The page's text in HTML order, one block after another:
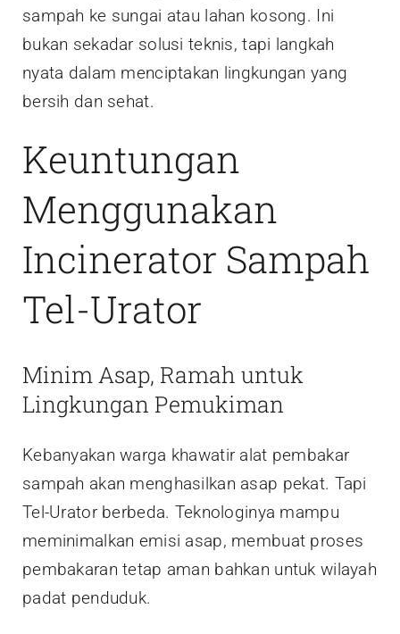
sampah ke sungai atau lahan kosong. Ini
bukan sekadar solusi teknis, tapi langkah
nyata dalam menciptakan lingkungan yang
bersih dan sehat.
Keuntungan
Menggunakan
Incinerator Sampah
Tel-Urator
Minim Asap, Ramah untuk
Lingkungan Pemukiman
Kebanyakan warga khawatir alat pembakar
sampah akan menghasilkan asap pekat. Tapi
Tel-Urator berbeda. Teknologinya mampu
meminimalkan emisi asap, membuat proses
pembakaran tetap aman bahkan untuk wilayah
padat penduduk.